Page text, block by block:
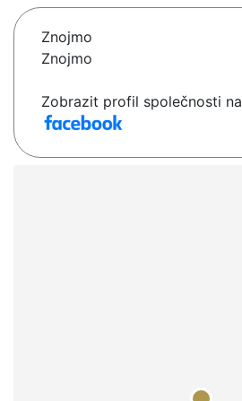
Znojmo
Znojmo
Zobrazit profil společnosti na